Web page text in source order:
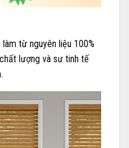
từ nguyên liệu 100%
lượng và sư tinh tế